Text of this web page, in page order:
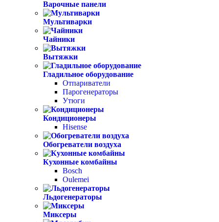
Варочные панели
Мультиварки
Чайники
Вытяжки
Гладильное оборудование
Отпариватели
Парогенераторы
Утюги
Кондиционеры
Hisense
Обогреватели воздуха
Кухонные комбайны
Bosch
Oulemei
Льдогенераторы
Миксеры